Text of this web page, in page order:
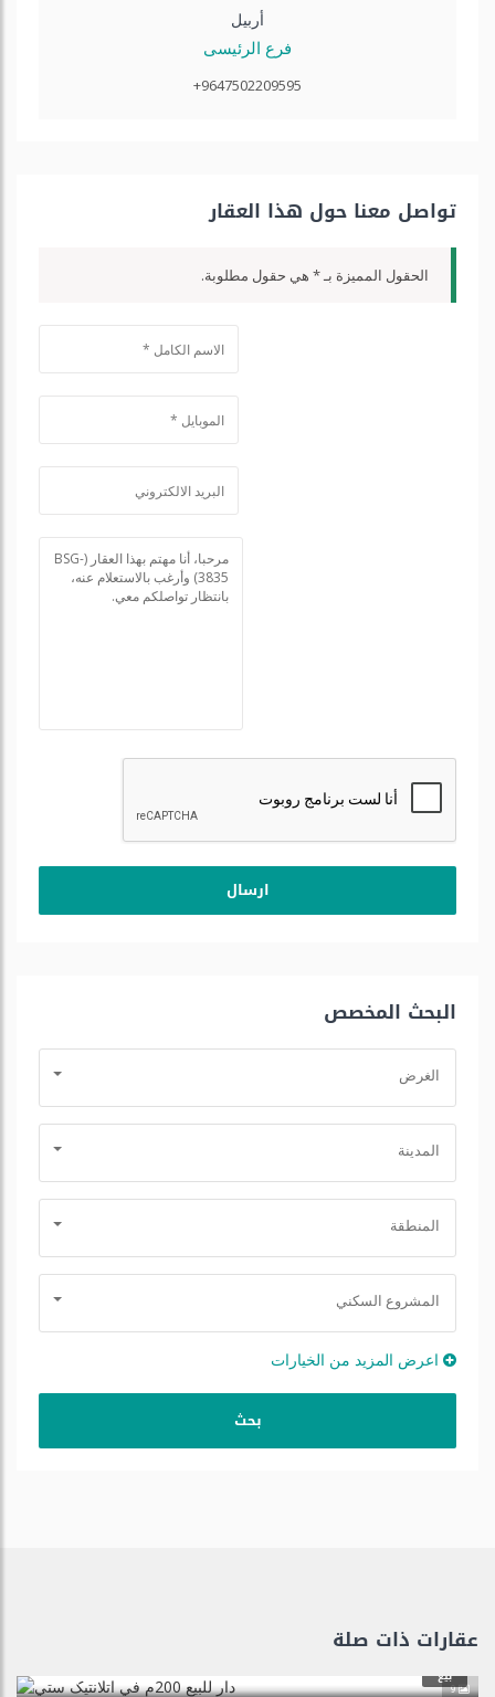
أربيل
فرع الرئيسى
+9647502209595
تواصل معنا حول هذا العقار
الحقول المميزة بـ * هي حقول مطلوبة.
البحث المخصص
الغرض
المدينة
المنطقة
المشروع السكني
اعرض المزيد من الخيارات
عقارات ذات صلة
9
بيع $125,000